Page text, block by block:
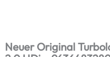
Neuer Original